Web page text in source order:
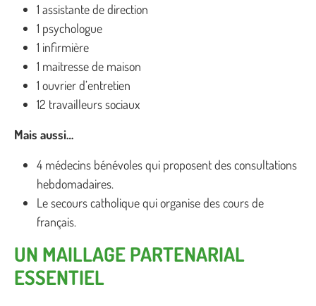
1 assistante de direction
1 psychologue
1 infirmière
1 maitresse de maison
1 ouvrier d’entretien
12 travailleurs sociaux
Mais aussi…
4 médecins bénévoles qui proposent des consultations
hebdomadaires.
Le secours catholique qui organise des cours de
français.
UN MAILLAGE PARTENARIAL
ESSENTIEL